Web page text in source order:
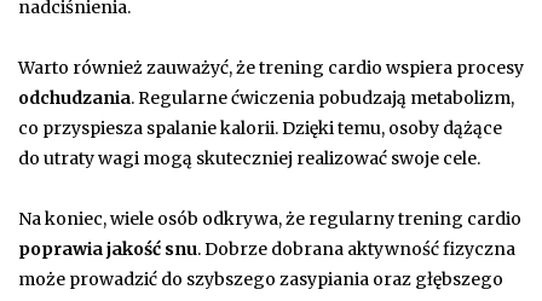
nadciśnienia.
Warto również zauważyć, że trening cardio wspiera procesy
odchudzania. Regularne ćwiczenia pobudzają metabolizm,
co przyspiesza spalanie kalorii. Dzięki temu, osoby dążące
do utraty wagi mogą skuteczniej realizować swoje cele.
Na koniec, wiele osób odkrywa, że regularny trening cardio
poprawia jakość snu. Dobrze dobrana aktywność fizyczna
może prowadzić do szybszego zasypiania oraz głębszego